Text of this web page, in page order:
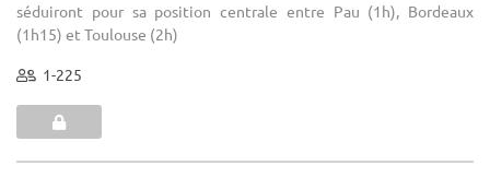
séduiront pour sa position centrale entre Pau (1h), Bordeaux
(1h15) et Toulouse (2h)
1-225